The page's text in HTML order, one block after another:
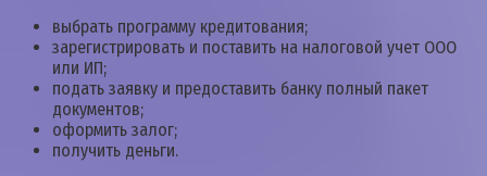
выбрать программу кредитования;
зарегистрировать и поставить на налоговой учет ООО
или ИП;
подать заявку и предоставить банку полный пакет
документов;
оформить залог;
получить деньги.